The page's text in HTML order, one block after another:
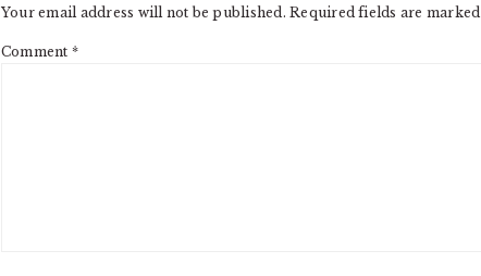
Your email address will not be published. Required fields are marked
Comment *